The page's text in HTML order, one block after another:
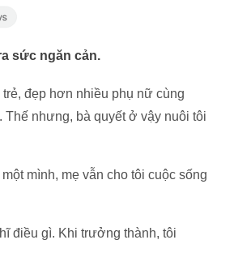
sức ngăn cản.
đẹp hơn nhiều phụ nữ cùng
Thế nhưng, bà quyết ở vậy nuôi tôi
mình, mẹ vẫn cho tôi cuộc sống
điều gì. Khi trưởng thành, tôi